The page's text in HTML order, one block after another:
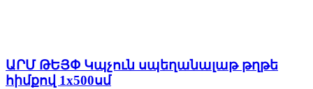
ԱՐՄ ԹԵՅՓ Կպչուն սպեղանալաթ թղթե
հիմքով 1x500սմ